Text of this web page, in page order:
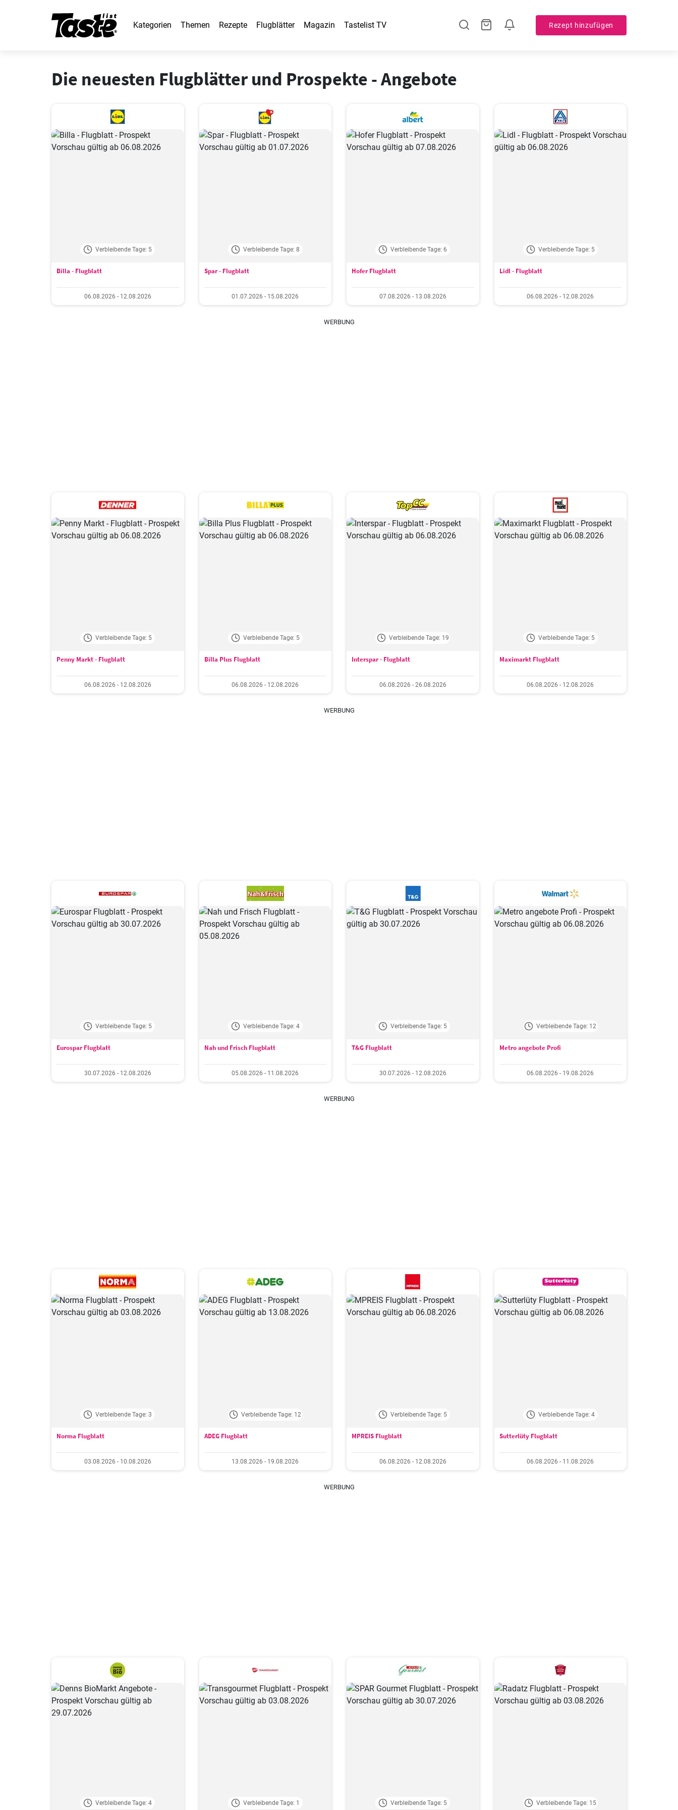
Kategorien Themen Rezepte Flugblätter Magazin Tastelist TV Rezept hinzufügen
Die neuesten Flugblätter und Prospekte - Angebote
Verbleibende Tage: 5
Billa - Flugblatt
06.08.2026 - 12.08.2026
Verbleibende Tage: 8
Spar - Flugblatt
01.07.2026 - 15.08.2026
Verbleibende Tage: 6
Hofer Flugblatt
07.08.2026 - 13.08.2026
Verbleibende Tage: 5
Lidl - Flugblatt
06.08.2026 - 12.08.2026
WERBUNG
Verbleibende Tage: 5
Penny Markt - Flugblatt
06.08.2026 - 12.08.2026
Verbleibende Tage: 5
Billa Plus Flugblatt
06.08.2026 - 12.08.2026
Verbleibende Tage: 19
Interspar - Flugblatt
06.08.2026 - 26.08.2026
Verbleibende Tage: 5
Maximarkt Flugblatt
06.08.2026 - 12.08.2026
WERBUNG
Verbleibende Tage: 5
Eurospar Flugblatt
30.07.2026 - 12.08.2026
Verbleibende Tage: 4
Nah und Frisch Flugblatt
05.08.2026 - 11.08.2026
Verbleibende Tage: 5
T&G Flugblatt
30.07.2026 - 12.08.2026
Verbleibende Tage: 12
Metro angebote Profi
06.08.2026 - 19.08.2026
WERBUNG
Verbleibende Tage: 3
Norma Flugblatt
03.08.2026 - 10.08.2026
Verbleibende Tage: 12
ADEG Flugblatt
13.08.2026 - 19.08.2026
Verbleibende Tage: 5
MPREIS Flugblatt
06.08.2026 - 12.08.2026
Verbleibende Tage: 4
Sutterlüty Flugblatt
06.08.2026 - 11.08.2026
WERBUNG
Verbleibende Tage: 4 Verbleibende Tage: 1 Verbleibende Tage: 5 Verbleibende Tage: 15